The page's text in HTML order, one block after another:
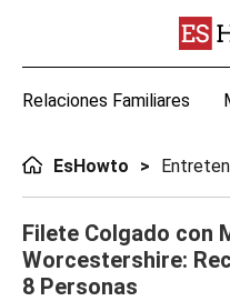
Relaciones Familiares
EsHowto
Filete Colgado con
Worcestershire:
8 Personas